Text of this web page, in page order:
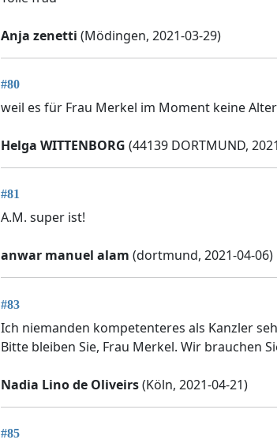
Anja zenetti (Mödingen, 2021-03-29)
#80
weil es für Frau Merkel im Moment keine
Helga WITTENBORG (44139 DORTMUND,
#81
A.M. super ist!
anwar manuel alam (dortmund, 2021-04-06)
#83
Ich niemanden kompetenteres als Kanzler
Bitte bleiben Sie, Frau Merkel. Wir brauchen
Nadia Lino de Oliveirs(Köln, 2021-04-21)
#85